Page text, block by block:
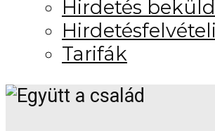
Hirdetés
Tarifák